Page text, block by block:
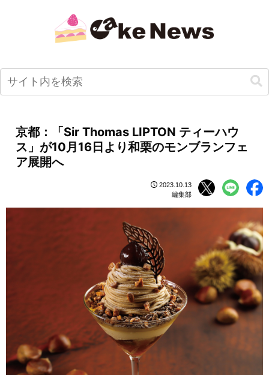
京都：「Sir Thomas LIPTON ティーハウ
ス」が10月16日より和栗のモンブランフェ
ア展開へ
2023.10.13
編集部